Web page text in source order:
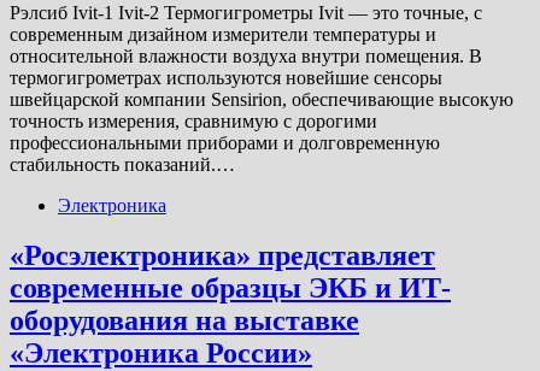
Рэлсиб Ivit-1 Ivit-2 Термогигрометры Ivit — это точные, с
современным дизайном измерители температуры и
относительной влажности воздуха внутри помещения. В
термогигрометрах используются новейшие сенсоры
швейцарской компании Sensirion, обеспечивающие высокую
точность измерения, сравнимую с дорогими
профессиональными приборами и долговременную
стабильность показаний.…
Электроника
«Росэлектроника» представляет
современные образцы ЭКБ и ИТ-
оборудования на выставке
«Электроника России»